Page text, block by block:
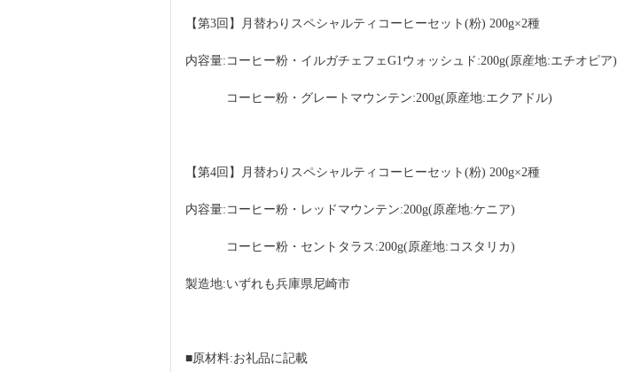
【第3回】月替わりスペシャルティコーヒーセット(粉) 200g×2種
内容量:コーヒー粉・イルガチェフェG1ウォッシュド:200g(原産地:エチオピア)
コーヒー粉・グレートマウンテン:200g(原産地:エクアドル)
【第4回】月替わりスペシャルティコーヒーセット(粉) 200g×2種
内容量:コーヒー粉・レッドマウンテン:200g(原産地:ケニア)
コーヒー粉・セントタラス:200g(原産地:コスタリカ)
製造地:いずれも兵庫県尼崎市
■原材料:お礼品に記載